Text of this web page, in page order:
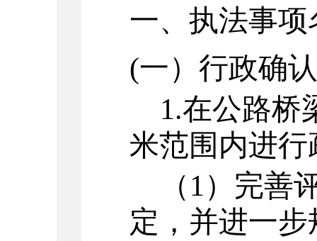
一、 执法事项
(一）行政确认
1.在公路桥
米范围内进
（1） 完善
定，并进一